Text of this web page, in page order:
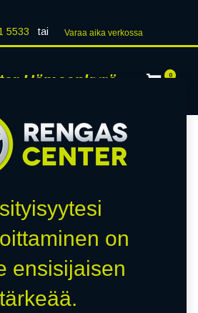
5533 tai Varaa aika verk​​​​ossa
Hämeenkyrö 0
on
ensisijaisen
tärkeää.